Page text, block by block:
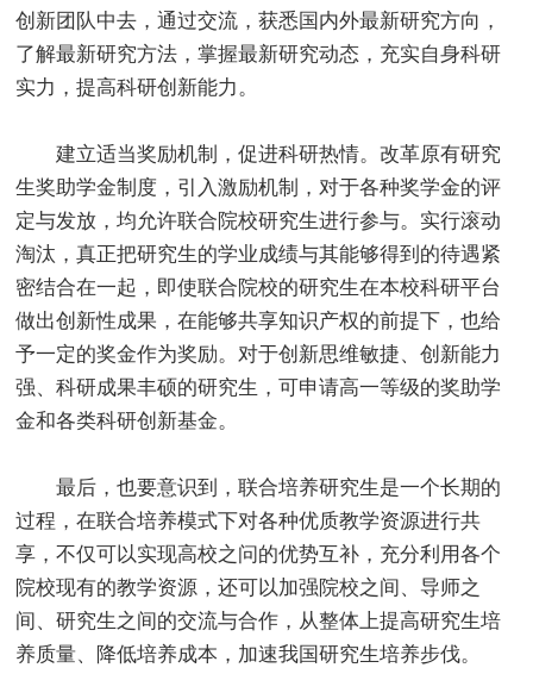
创新团队中去，通过交流，获悉国内外最新研究方向，
了解最新研究方法，掌握最新研究动态，充实自身科研
实力，提高科研创新能力。
建立适当奖励机制，促进科研热情。改革原有研究
生奖助学金制度，引入激励机制，对于各种奖学金的评
定与发放，均允许联合院校研究生进行参与。实行滚动
淘汰，真正把研究生的学业成绩与其能够得到的待遇紧
密结合在一起，即使联合院校的研究生在本校科研平台
做出创新性成果，在能够共享知识产权的前提下，也给
予一定的奖金作为奖励。对于创新思维敏捷、创新能力
强、科研成果丰硕的研究生，可申请高一等级的奖助学
金和各类科研创新基金。
最后，也要意识到，联合培养研究生是一个长期的
过程，在联合培养模式下对各种优质教学资源进行共
享，不仅可以实现高校之问的优势互补，充分利用各个
院校现有的教学资源，还可以加强院校之间、导师之
间、研究生之间的交流与合作，从整体上提高研究生培
养质量、降低培养成本，加速我国研究生培养步伐。